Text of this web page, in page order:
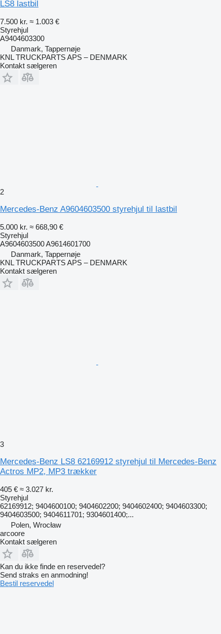
LS8 lastbil
7.500 kr. ≈ 1.003 €
Styrehjul
A9404603300
Danmark, Tappernøje
KNL TRUCKPARTS APS – DENMARK
Kontakt sælgeren
2
Mercedes-Benz A9604603500 styrehjul til lastbil
5.000 kr. ≈ 668,90 €
Styrehjul
A9604603500 A9614601700
Danmark, Tappernøje
KNL TRUCKPARTS APS – DENMARK
Kontakt sælgeren
3
Mercedes-Benz LS8 62169912 styrehjul til Mercedes-Benz
Actros MP2, MP3 trækker
405 € ≈ 3.027 kr.
Styrehjul
62169912; 9404600100; 9404602200; 9404602400; 9404603300;
9404603500; 9404611701; 9304601400;...
Polen, Wrocław
arcoore
Kontakt sælgeren
Kan du ikke finde en reservedel?
Send straks en anmodning!
Bestil reservedel